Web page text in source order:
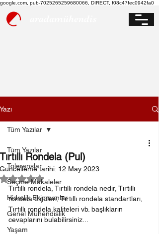
google.com, pub-7025265259680066, DIRECT, f08c47fec0942fa0
Yazı
Tüm Yazılar
Toleranslar
Seçme Makaleler
Hidrolik Ekipmanlar
Genel Mühendislik
Yaşam
Tüm Yazılar
Tırtıllı Rondela (Pul)
Güncelleme tarihi: 12 May 2023
5 üzerinden NaN yıldız
Tırtıllı rondela, Tırtıllı rondela nedir, Tırtıllı
rondela ölçüleri, Tırtıllı rondela standartları,
Tırtıllı rondela kaliteleri vb. başlıkların
cevaplarını bulabilirsiniz...